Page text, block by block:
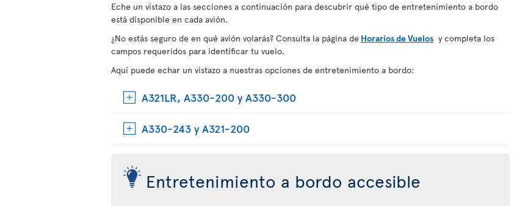
Eche un vistazo a las secciones a continuación para descubrir qué tipo de entretenimiento a bordo
está disponible en cada avión.
¿No estás seguro de en qué avión volarás? Consulta la página de Horarios de Vuelos y completa los
campos requeridos para identificar tu vuelo.
Aquí puede echar un vistazo a nuestras opciones de entretenimiento a bordo:
A321LR, A330-200 y A330-300
A330-243 y A321-200
Entretenimiento a bordo accesible